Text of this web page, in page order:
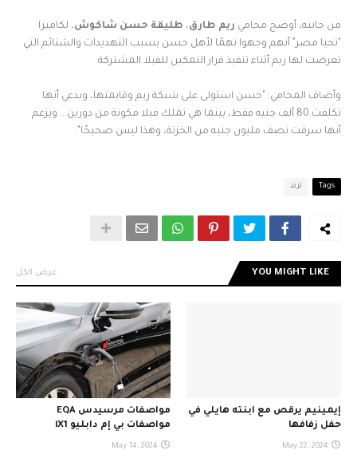
من جانبه، أوضح محامي ريم طارق، طليقة حسن شاكوش، لكاميرا
"تحيا مصر" أنهم وجهوا تهمًا لأهل حسن بسبب التهديدات والشتائم التي
تعرضت لها ريم أثناء تنفيذ قرار التمكين للفيلا المشتركة.
وأضاف المحامي: "حسن استولى على شبكة ريم وقايمتها، ويدعي أنها
تكلفت 80 ألف جنيه فقط، بينما هي تملك فيلا مكونة من دورين... ويزعم
أنها سرقت نصف مليون جنيه من الخزنة، وهذا ليس صحيحًا".
Tags ترند
YOU MIGHT LIKE عرض الكل
إيمينيم يرقص مع ابنته هايلي في
حفل زفافها
May 22, 2024
مواصفات مرسيدس EQA
مواصفات بي إم دابليو iX1
May 14, 2024